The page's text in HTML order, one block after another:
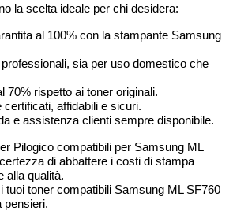
la scelta ideale per chi desidera:
al 100% con la stampante Samsung
sia per uso domestico che
70% rispetto ai toner originali.
certificati, affidabili e sicuri.
e assistenza clienti sempre disponibile.
Pilogico compatibili per Samsung ML
di abbattere i costi di stampa
alla qualità.
tuoi toner compatibili Samsung ML SF760
pensieri.